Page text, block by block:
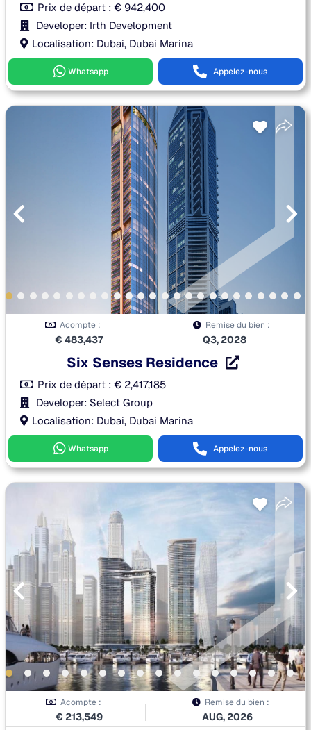
Prix de départ :€ 942,400
Developer: Irth Development
Localisation: Dubai, Dubai Marina
Whatsapp Appelez-nous
Acompte :
€ 483,437
Remise du bien :
Q3, 2028
Six Senses Residence
Prix de départ :€ 2,417,185
Developer: Select Group
Localisation: Dubai, Dubai Marina
Whatsapp Appelez-nous
Acompte :
€ 213,549
Remise du bien :
AUG, 2026